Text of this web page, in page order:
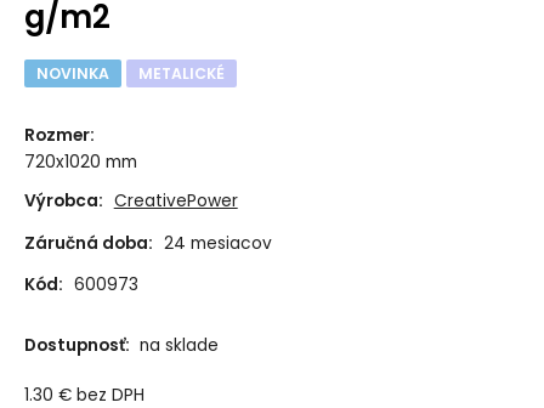
g/m2
NOVINKA METALICKÉ
Rozmer:
720x1020 mm
Výrobca: CreativePower
Záručná doba: 24 mesiacov
Kód: 600973
Dostupnosť: na sklade
1.30 € bez DPH